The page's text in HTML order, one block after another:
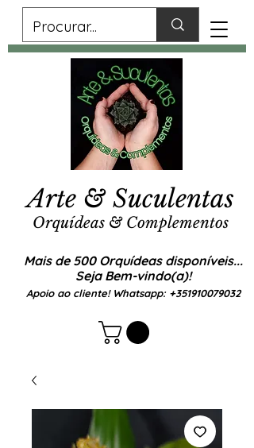
Mais de 500 Orquídeas disponíveis...
Seja Bem-vindo(a)!
Apoio ao cliente! Whatsapp: +351910079032
Arte & Suculentas
Orquídeas & Complementos